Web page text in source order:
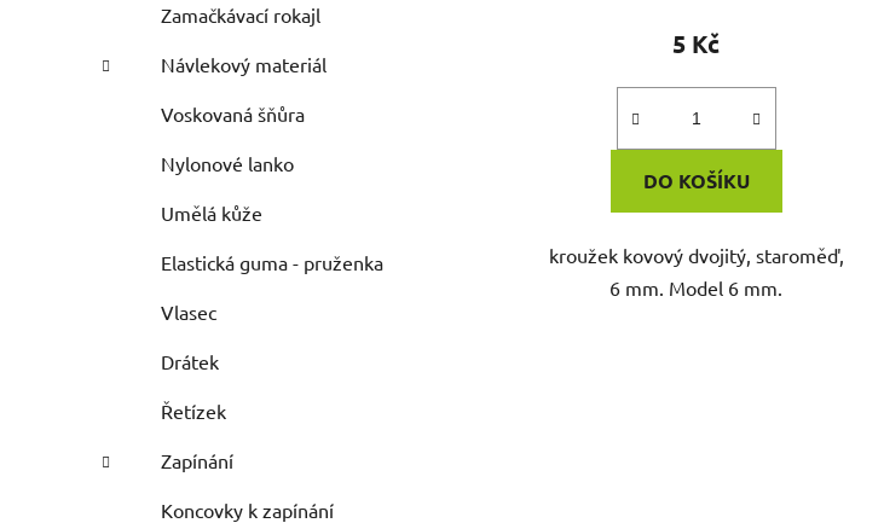
Zamačkávací rokajl
Návlekový materiál
Voskovaná šňůra
Nylonové lanko
Umělá kůže
Elastická guma - pruženka
Vlasec
Drátek
Řetízek
Zapínání
Koncovky k zapínání
5 Kč
DO KOŠÍKU
kroužek kovový dvojitý, staroměď,
6 mm. Model 6 mm.